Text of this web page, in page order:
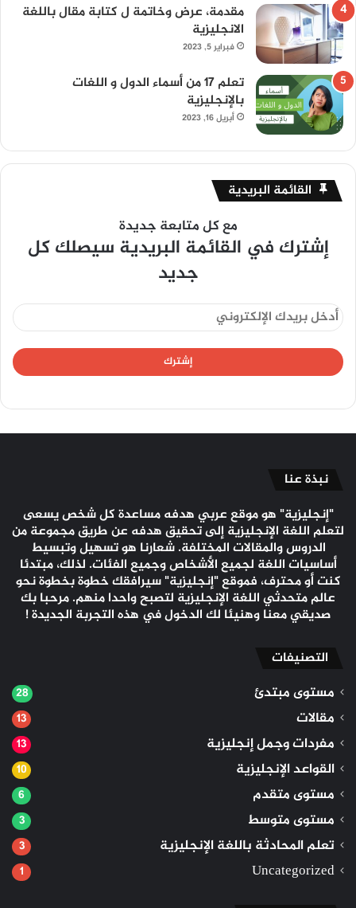
مقدمة، عرض وخاتمة ل كتابة مقال باللغة
الانجليزية
فبراير 5, 2023
تعلم 17 من أسماء الدول و اللغات
بالإنجليزية
أبريل 16, 2023
القائمة البريدية
مع كل متابعة جديدة
إشترك في القائمة البريدية سيصلك كل
جديد
نبذة عنا
"إنجليزية" هو موقع عربي هدفه مساعدة كل شخص يسعى
لتعلم اللغة الإنجليزية إلى تحقيق هدفه عن طريق مجموعة من
الدروس والمقالات المختلفة. شعارنا هو تسهيل وتبسيط
أساسيات اللغة لجميع الأشخاص وجميع الفئات. لذلك، مبتدئا
كنت أو محترف، فموقع "إنجليزية" سيرافقك خطوة بخطوة نحو
عالم متحدثي اللغة الإنجليزية لتصبح واحدا منهم. مرحبا بك
صديقي معنا وهنيئا لك الدخول في هذه التجربة الجديدة !
التصنيفات
مستوى مبتدئ 28
مقالات 13
مفردات وجمل إنجليزية 13
القواعد الإنجليزية 10
مستوى متقدم 6
مستوى متوسط 3
تعلم المحادثة باللغة الإنجليزية 3
Uncategorized
1